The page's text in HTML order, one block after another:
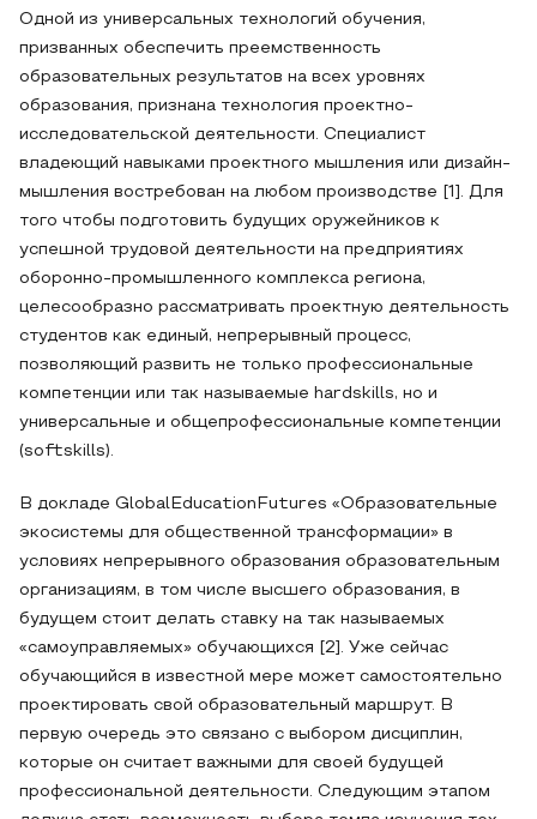
Одной из универсальных технологий обучения,
призванных обеспечить преемственность
образовательных результатов на всех уровнях
образования, признана технология проектно-
исследовательской деятельности. Специалист
владеющий навыками проектного мышления или дизайн-
мышления востребован на любом производстве [1]. Для
того чтобы подготовить будущих оружейников к
успешной трудовой деятельности на предприятиях
оборонно-промышленного комплекса региона,
целесообразно рассматривать проектную деятельность
студентов как единый, непрерывный процесс,
позволяющий развить не только профессиональные
компетенции или так называемые hardskills, но и
универсальные и общепрофессиональные компетенции
(softskills).
В докладе GlobalEducationFutures «Образовательные
экосистемы для общественной трансформации» в
условиях непрерывного образования образовательным
организациям, в том числе высшего образования, в
будущем стоит делать ставку на так называемых
«самоуправляемых» обучающихся [2]. Уже сейчас
обучающийся в известной мере может самостоятельно
проектировать свой образовательный маршрут. В
первую очередь это связано с выбором дисциплин,
которые он считает важными для своей будущей
профессиональной деятельности. Следующим этапом